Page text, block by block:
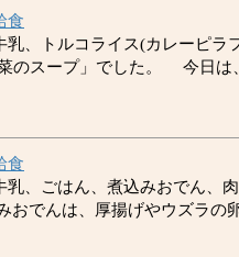
食
、トルコライス(カレーピラ
のスープ」でした。 今日
食
、ごはん、煮込みおでん、
でんは、厚揚げやウズラの